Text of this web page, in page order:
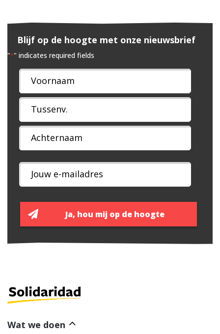
Blijf op de hoogte met onze nieuwsbrief
"*" indicates required fields
Naam
*
Wat we doen